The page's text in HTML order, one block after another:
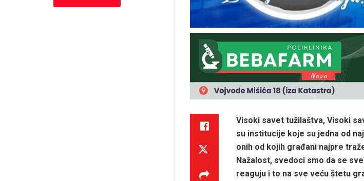
Visoki savet tužilaštva, Visoki
su institucije koje su jedna od
onih od kojih građani najpre
Nažalost, svedoci smo da se
reaguju i to na sve veću štetu